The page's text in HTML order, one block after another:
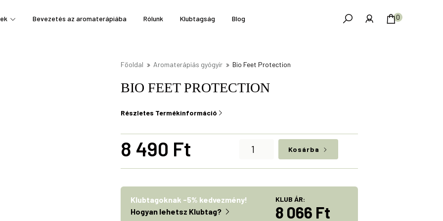
0
Bevezetés az aromaterápiába Rólunk Klubtagság Blog
Főoldal Aromaterápiás gyógyír Bio Feet Protection
BIO FEET PROTECTION
Részletes Termékinformáció
8 490 Ft
Protection
mennyiség
Kosárba
Klubtagoknak -5% kedvezmény!
Hogyan lehetsz Klubtag?
KLUB ÁR:
8 066 Ft